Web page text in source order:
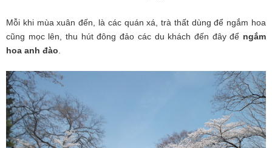
Mỗi khi mùa xuân đến, là các quán xá, trà thất dùng để ngắm hoa
cũng mọc lên, thu hút đông đảo các du khách đến đây để ngắm
hoa anh đào